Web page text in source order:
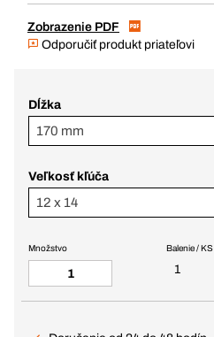
Zobrazenie PDF
Odporučiť produkt priateľovi
Dĺžka
170 mm
Veľkosť kľúča
12 x 14
Balenie / KS
1
Množstvo